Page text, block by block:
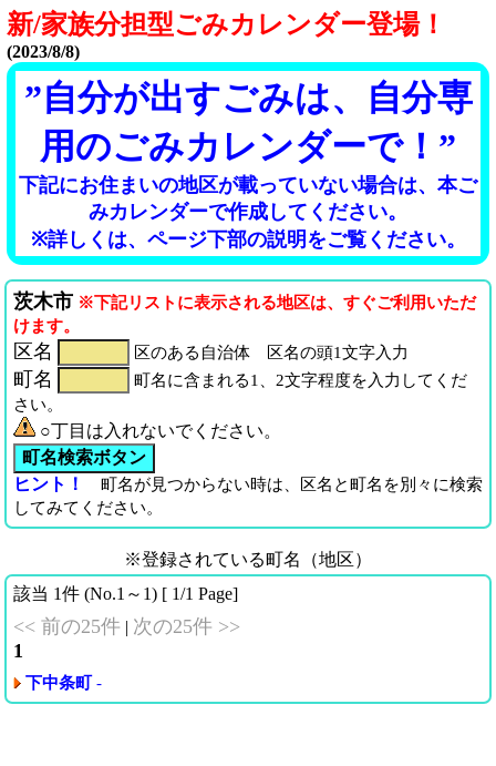
新/家族分担型ごみカレンダー登場！
(2023/8/8)
”自分が出すごみは、自分専
用のごみカレンダーで！”
下記にお住まいの地区が載っていない場合は、本ご
みカレンダーで作成してください。
※詳しくは、ページ下部の説明をご覧ください。
茨木市 ※下記リストに表示される地区は、すぐご利用いただ
けます。
区名 区のある自治体 区名の頭1文字入力
町名
町名に含まれる1、2文字程度を入力してくだ
さい。
○丁目は入れないでください。
ヒント！
町名が見つからない時は、区名と町名を別々に検索
してみてください。
※登録されている町名（地区）
該当 1件 (No.1～1) [ 1/1 Page]
<< 前の25件 | 次の25件 >>
1
下中条町-